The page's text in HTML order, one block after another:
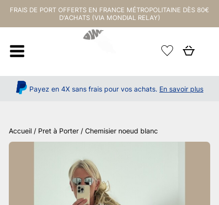
FRAIS DE PORT OFFERTS EN FRANCE MÉTROPOLITAINE DÈS 80€
D'ACHATS (VIA MONDIAL RELAY)
Payez en 4X sans frais pour vos achats. En savoir plus
Accueil / Pret à Porter / Chemisier noeud blanc